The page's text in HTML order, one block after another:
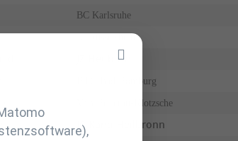
BC Karlsruhe
JC Rüsselsheim
JZ Heubach
HTG Bad Homburg
VfB Hellerau-Klotzsche
JC Kano Heilbronn